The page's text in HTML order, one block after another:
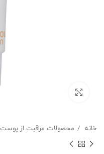
خانه محصولات مراقبت از پوست